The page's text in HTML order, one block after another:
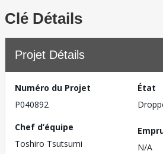
Clé Détails
Projet Détails
Numéro du Projet
P040892
État
Chef d’équipe
Toshiro Tsutsumi
N/A